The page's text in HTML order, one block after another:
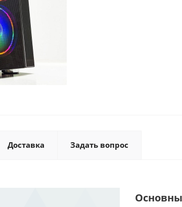
Доставка Задать вопрос